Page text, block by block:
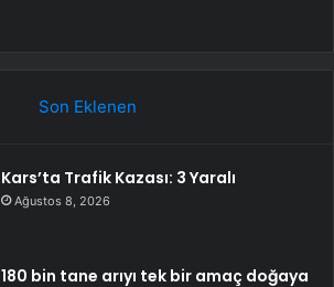
Son Eklenen
Kars’ta Trafik Kazası: 3 Yaralı
Ağustos 8, 2026
180 bin tane arıyı tek bir amaç doğaya